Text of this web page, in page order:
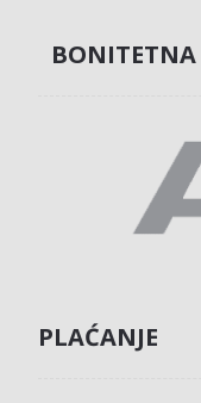
BONITETNA
PLAĆANJE